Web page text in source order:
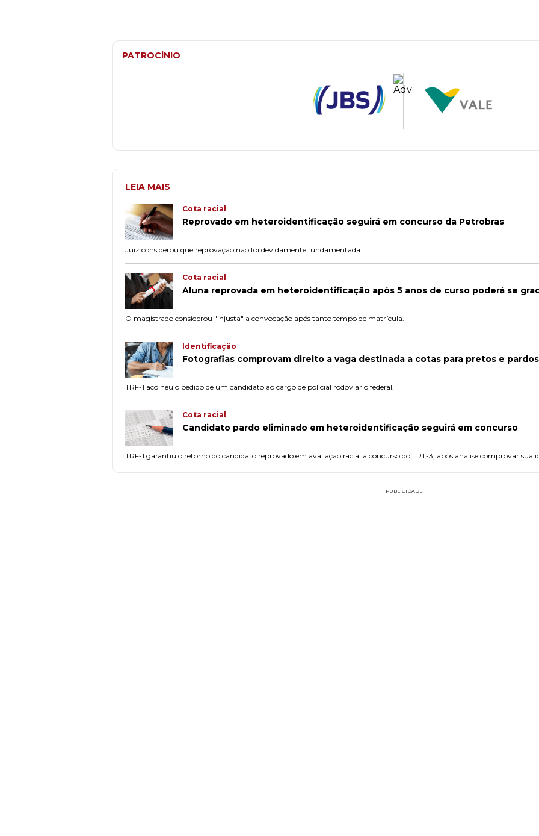
PATROCÍNIO
LEIA MAIS
Cota racial
Reprovado em heteroidentificação seguirá em concurso da Petrobras
Juiz considerou que reprovação não foi devidamente fundamentada.
Cota racial
Aluna reprovada em heteroidentificação após 5 anos de curso poderá se
O magistrado considerou "injusta" a convocação após tanto tempo de matrícula.
Identificação
Fotografias comprovam direito a vaga destinada a cotas para pretos e pardos
TRF-1 acolheu o pedido de um candidato ao cargo de policial rodoviário federal.
Cota racial
Candidato pardo eliminado em heteroidentificação seguirá em concurso
TRF-1 garantiu o retorno do candidato reprovado em avaliação racial a concurso do TRT-3, após análise comprovar sua
PUBLICIDADE